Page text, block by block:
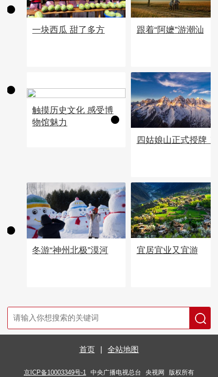
一块西瓜 甜了多方 跟着“阿嬷”游潮汕
触摸历史文化 感受博
物馆魅力
四姑娘山正式授牌！
冬游“神州北极”漠河 宜居宜业又宜游
首页 全站地图
京ICP备10003349号-1 中央广播电视总台 央视网 版权所有